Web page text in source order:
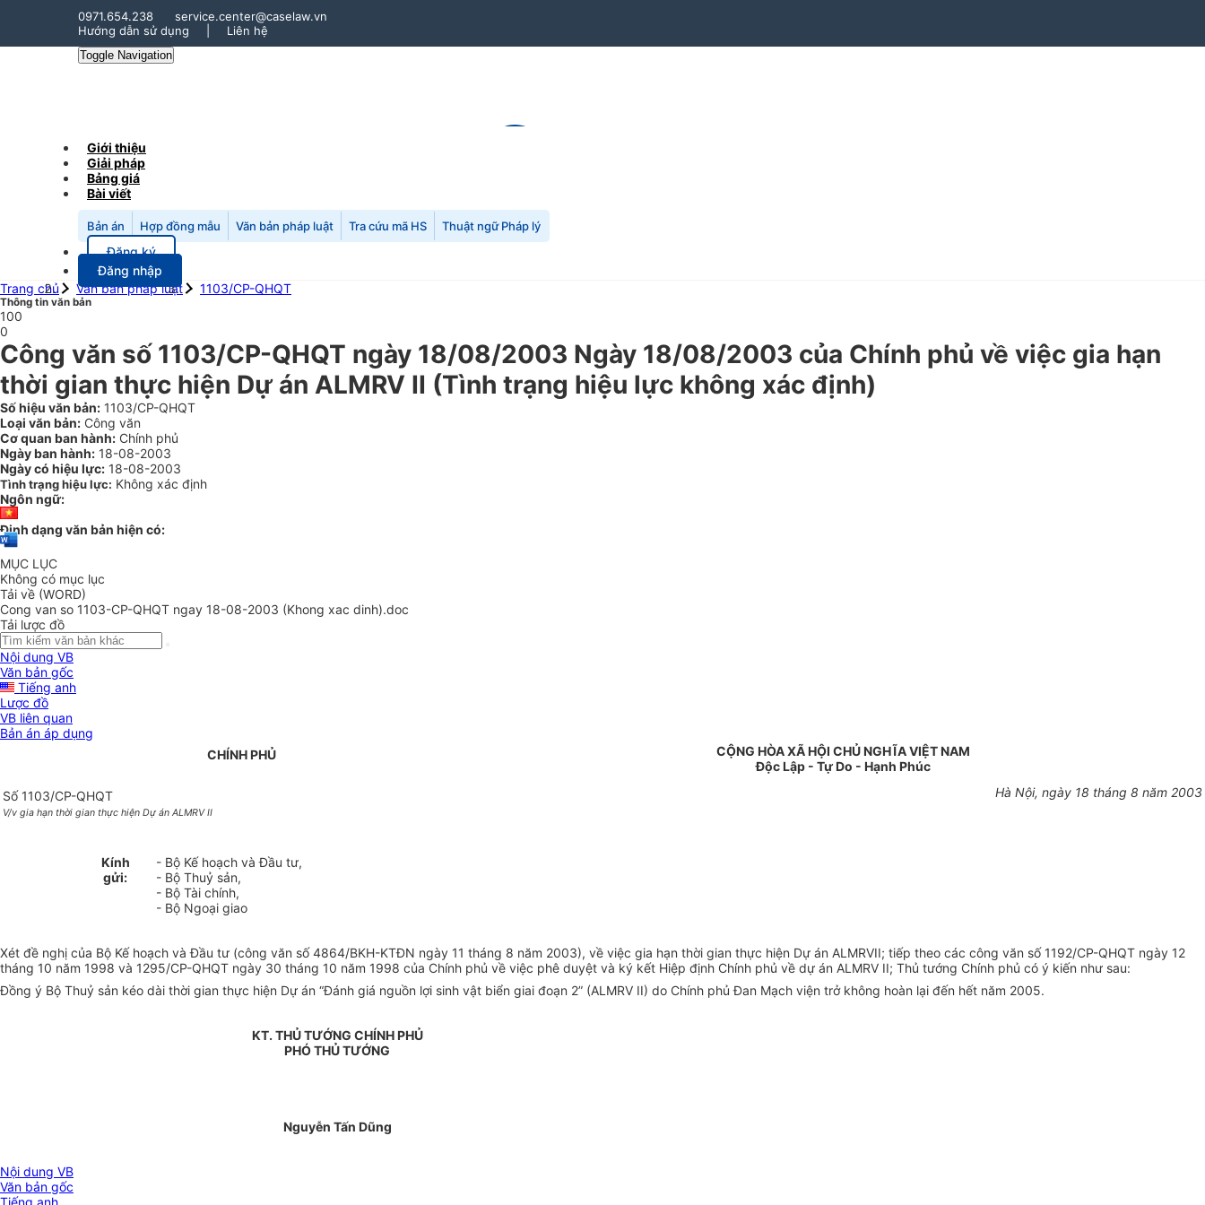
0971.654.238
service.center@caselaw.vn
Hướng dẫn sử dụng
Liên hệ
Toggle Navigation
Giới thiệu
Giải pháp
Bảng giá
Bài viết
Bản án Hợp đồng mẫu Văn bản pháp luật Tra cứu mã HS Thuật ngữ Pháp lý
Đăng ký
Đăng nhập
Trang chủ
Văn bản pháp luật 1103/CP-QHQT
Thông tin văn bản
100
0
Công văn số 1103/CP-QHQT ngày 18/08/2003 Ngày 18/08/2003 của Chính phủ về việc gia hạn
thời gian thực hiện Dự án ALMRV II (Tình trạng hiệu lực không xác định)
Số hiệu văn bản: 1103/CP-QHQT
Loại văn bản: Công văn
Cơ quan ban hành: Chính phủ
Ngày ban hành: 18-08-2003
Ngày có hiệu lực: 18-08-2003
Tình trạng hiệu lực: Không xác định
Ngôn ngữ:
Định dạng văn bản hiện có:
MỤC LỤC
Không có mục lục
Tải về (WORD)
Cong van so 1103-CP-QHQT ngay 18-08-2003 (Khong xac dinh).doc
Tải lược đồ
Nội dung VB
Văn bản gốc
Tiếng anh
Lược đồ
VB liên quan
Bản án áp dụng
CHÍNH PHỦ
CỘNG HÒA XÃ HỘI CHỦ NGHĨA VIỆT NAM
Độc Lập - Tự Do - Hạnh Phúc
Số 1103/CP-QHQT
V/v gia hạn thời gian thực hiện Dự án ALMRV II
Hà Nội, ngày 18 tháng 8 năm 2003
Kính
gửi:
- Bộ Kế hoạch và Đầu tư,
- Bộ Thuỷ sản,
- Bộ Tài chính,
- Bộ Ngoại giao
Xét đề nghị của Bộ Kế hoạch và Đầu tư (công văn số 4864/BKH-KTĐN ngày 11 tháng 8 năm 2003), về việc gia hạn thời gian thực hiện Dự án ALMRVII; tiếp theo các công văn số 1192/CP-QHQT ngày 12
tháng 10 năm 1998 và 1295/CP-QHQT ngày 30 tháng 10 năm 1998 của Chính phủ về việc phê duyệt và ký kết Hiệp định Chính phủ về dự án ALMRV II; Thủ tướng Chính phủ có ý kiến như sau:
Đồng ý Bộ Thuỷ sản kéo dài thời gian thực hiện Dự án “Đánh giá nguồn lợi sinh vật biển giai đoạn 2” (ALMRV II) do Chính phủ Đan Mạch viện trở không hoàn lại đến hết năm 2005.
KT. THỦ TƯỚNG CHÍNH PHỦ
PHÓ THỦ TƯỚNG
Nguyễn Tấn Dũng
Nội dung VB
Văn bản gốc
Tiếng anh